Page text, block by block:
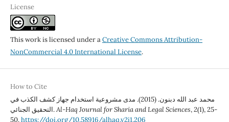
License
This work is licensed under aCreative Commons Attribution-
NonCommercial 4.0 International License.
How to Cite
محمد عبد الله دبنون. (2015). مدى مشروعية استخدام جهاز كشف الكذب في
التحقيق الجنائي.Al-Haq Journal for Sharia and Legal Sciences,2(1), 25-
50.https://doi.org/10.58916/alhaq.v2i1.206